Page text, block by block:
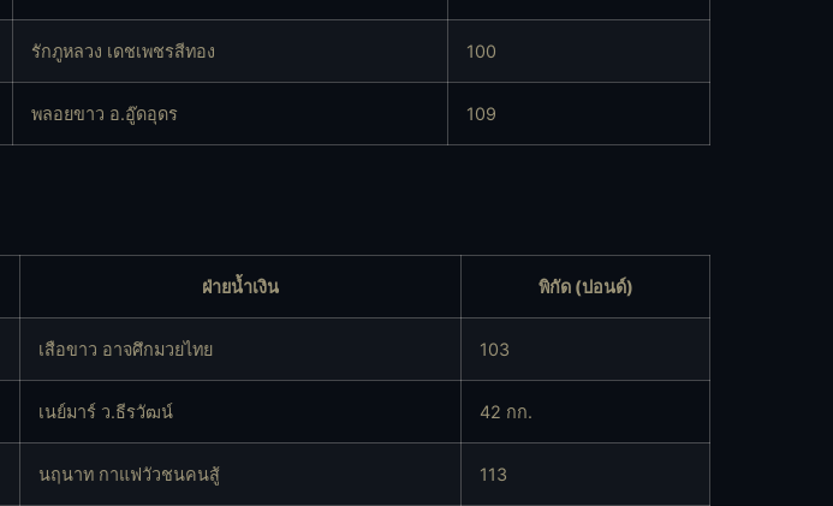
รักภูหลวง เดชเพชรสีทอง 100
พลอยขาว อ.อู๊ดอุดร 109
ฝ่ายน้ำเงิน พิกัด (ปอนด์)
เสือขาว อาจศึกมวยไทย 103
เนย์มาร์ ว.ธีรวัฒน์ 42 กก.
นฤนาท กาแฟวัวชนคนสู้ 113